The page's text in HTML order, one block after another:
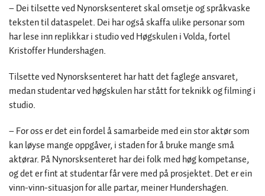
– Dei tilsette ved Nynorsksenteret skal omsetje og språkvaske
teksten til dataspelet. Dei har også skaffa ulike personar som
har lese inn replikkar i studio ved Høgskulen i Volda, fortel
Kristoffer Hundershagen.
Tilsette ved Nynorsksenteret har hatt det faglege ansvaret,
medan studentar ved høgskulen har stått for teknikk og filming i
studio.
– For oss er det ein fordel å samarbeide med ein stor aktør som
kan løyse mange oppgåver, i staden for å bruke mange små
aktørar. På Nynorsksenteret har dei folk med høg kompetanse,
og det er fint at studentar får vere med på prosjektet. Det er ein
vinn-vinn-situasjon for alle partar, meiner Hundershagen.